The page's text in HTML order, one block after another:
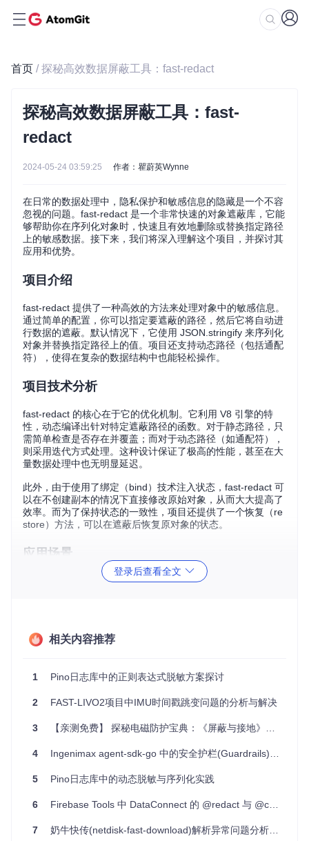
首页 / 探秘高效数据屏蔽工具：fast-redact
探秘高效数据屏蔽工具：fast-
redact
2024-05-24 03:59:25 作者：瞿蔚英Wynne
在日常的数据处理中，隐私保护和敏感信息的隐藏是一个不容
忽视的问题。fast-redact 是一个非常快速的对象遮蔽库，它能
够帮助你在序列化对象时，快速且有效地删除或替换指定路径
上的敏感数据。接下来，我们将深入理解这个项目，并探讨其
应用和优势。
项目介绍
fast-redact 提供了一种高效的方法来处理对象中的敏感信息。
通过简单的配置，你可以指定要遮蔽的路径，然后它将自动进
行数据的遮蔽。默认情况下，它使用 JSON.stringify 来序列化
对象并替换指定路径上的值。项目还支持动态路径（包括通配
符），使得在复杂的数据结构中也能轻松操作。
项目技术分析
fast-redact 的核心在于它的优化机制。它利用 V8 引擎的特
性，动态编译出针对特定遮蔽路径的函数。对于静态路径，只
需简单检查是否存在并覆盖；而对于动态路径（如通配符），
则采用迭代方式处理。这种设计保证了极高的性能，甚至在大
量数据处理中也无明显延迟。
此外，由于使用了绑定（bind）技术注入状态，fast-redact 可
以在不创建副本的情况下直接修改原始对象，从而大大提高了
效率。而为了保持状态的一致性，项目还提供了一个恢复（re
store）方法，可以在遮蔽后恢复原对象的状态。
应用场景
fast-redact 非常适用于日志记录、API 调试或任何需要在不泄
项目特点
高性能：利用 V8 引擎的特性，实现了高达 30 倍于其他类
灵活配置：支持静态路径、动态路径（包括通配符），可
原子性操作：默认情况下，对对象的操作是原子性的，避
安全可靠：尽管支持动态路径，但为了防止攻击，强烈建
议不要使用用户输入作为遮蔽路径。
易于使用：API 简洁直观，便于集成到现有项目。
综上所述，fast-redact 是一款强大而高效的隐私保护工具，无
保障。现在就尝试使用 fast-redact，让你的数据处理更安心！
登录后查看全文
相关内容推荐
1 Pino日志库中的正则表达式脱敏方案探讨
2 FAST-LIVO2项目中IMU时间戳跳变问题的分析与解决
3 【亲测免费】 探秘电磁防护宝典：《屏蔽与接地》高清PDF免费获取指南
4 Ingenimax agent-sdk-go 中的安全护栏(Guardrails)机制详解
5 Pino日志库中的动态脱敏与序列化实践
6 Firebase Tools 中 DataConnect 的 @redact 与 @check 指令冲突问题解析
7 奶牛快传(netdisk-fast-download)解析异常问题分析与解决方案